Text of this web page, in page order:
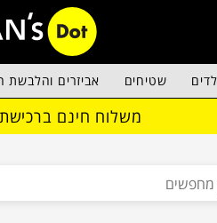
שטיחים אביזרים והלבשת
משלוח חינם